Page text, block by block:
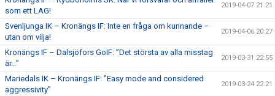
som ett LAG!
2019-04-07 21:21
Svenljunga IK – Kronängs IF: Inte en fråga om kunnande –
utan om vilja!
2019-04-06 20:27
Kronängs IF – Dalsjöfors GoIF: ”Det största av alla misstag
är…”
2019-03-31 22:55
Mariedals IK – Kronängs IF: ”Easy mode and considered
aggressivity”
2019-03-24 22:21